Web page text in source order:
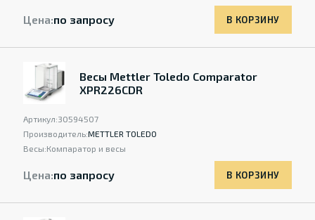
Цена:по запросу В КОРЗИНУ
Весы Mettler Toledo Comparator
XPR226CDR
Артикул:30594507
Производитель:METTLER TOLEDO
Весы:Компаратор и весы
Цена:по запросу В КОРЗИНУ